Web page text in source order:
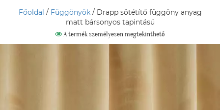
Főoldal / Függönyök/ Drapp sötétítő függöny anyag
matt bársonyos tapintású
A termék személyesen megtekinthető